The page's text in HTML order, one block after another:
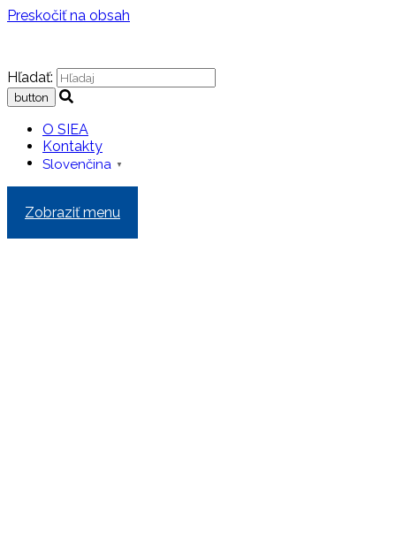
Preskočiť na obsah
Hľadať:
O SIEA
Kontakty
Slovenčina ▼
Zobraziť menu